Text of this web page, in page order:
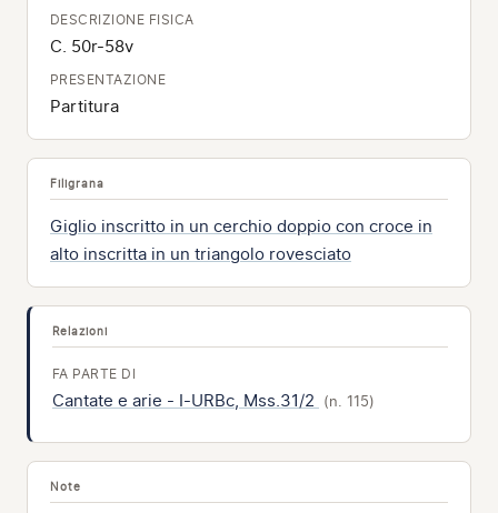
DESCRIZIONE FISICA
C. 50r-58v
PRESENTAZIONE
Partitura
Filigrana
Giglio inscritto in un cerchio doppio con croce in
alto inscritta in un triangolo rovesciato
Relazioni
FA PARTE DI
Cantate e arie - I-URBc, Mss.31/2 (n. 115)
Note